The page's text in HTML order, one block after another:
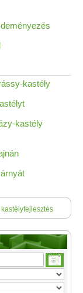
kastély
kastély
kastélyfejlesztés